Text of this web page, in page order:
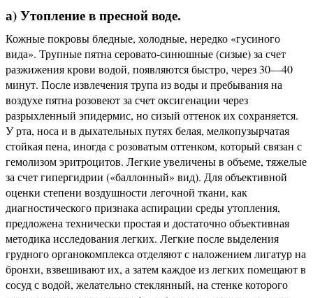
а) Утопление в пресной воде.
Кожные покровы бледные, холодные, нередко «гусиного
вида». Трупные пятна серовато-синюшные (сизые) за счет
разжижения крови водой, появляются быстро, через 30—40
минут. После извлечения трупа из воды и пребывания на
воздухе пятна розовеют за счет оксигенации через
разрыхленный эпидермис, но сизый оттенок их сохраняется.
У рта, носа и в дыхательных путях белая, мелкопузырчатая
стойкая пена, иногда с розоватым оттенком, который связан с
гемолизом эритроцитов. Легкие увеличены в объеме, тяжелые
за счет гипергидрии («баллонный» вид). Для объективной
оценки степени воздушности легочной ткани, как
диагностического признака аспирации среды утопления,
предложена технически простая и достаточно объективная
методика исследования легких. Легкие после выделения
грудного органокомплекса отделяют с наложением лигатур на
бронхи, взвешивают их, а затем каждое из легких помещают в
сосуд с водой, желательно стеклянный, на стенке которого